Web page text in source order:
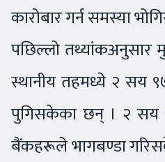
कारोबार गर्न समस्या
पछिल्लो
स्थानीय तहमध्ये २ सय
पुगिसकेका छन् । २ सय
बैंकहरूले भागबण्डा